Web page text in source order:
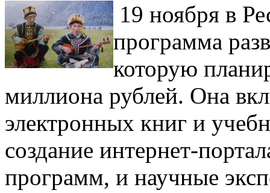
19 ноября в
программа
которую
миллиона рублей. Она
электронных книг и
создание интернет-
программ, и научные